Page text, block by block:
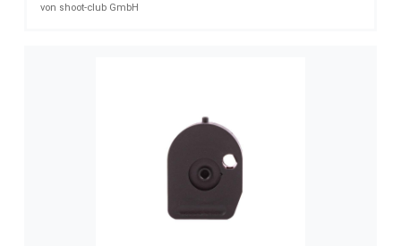
von shoot-club GmbH